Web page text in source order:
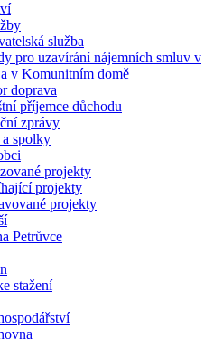
služba
pro uzavírání nájemních smluv v
v Komunitním domě
doprava
příjemce důchodu
zprávy
a spolky
projekty
projekty
projekty
Petrůvce
stažení